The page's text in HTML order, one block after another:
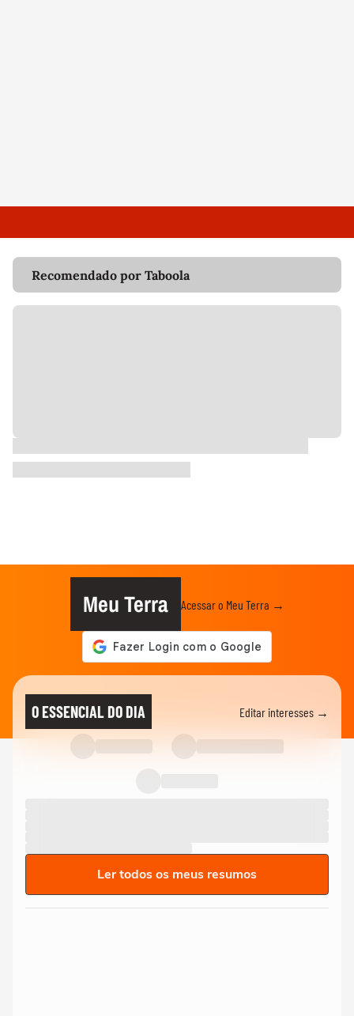
Recomendado por Taboola
Meu Terra Acessar o Meu Terra →
O ESSENCIAL DO DIA Editar interesses →
Ler todos os meus resumos